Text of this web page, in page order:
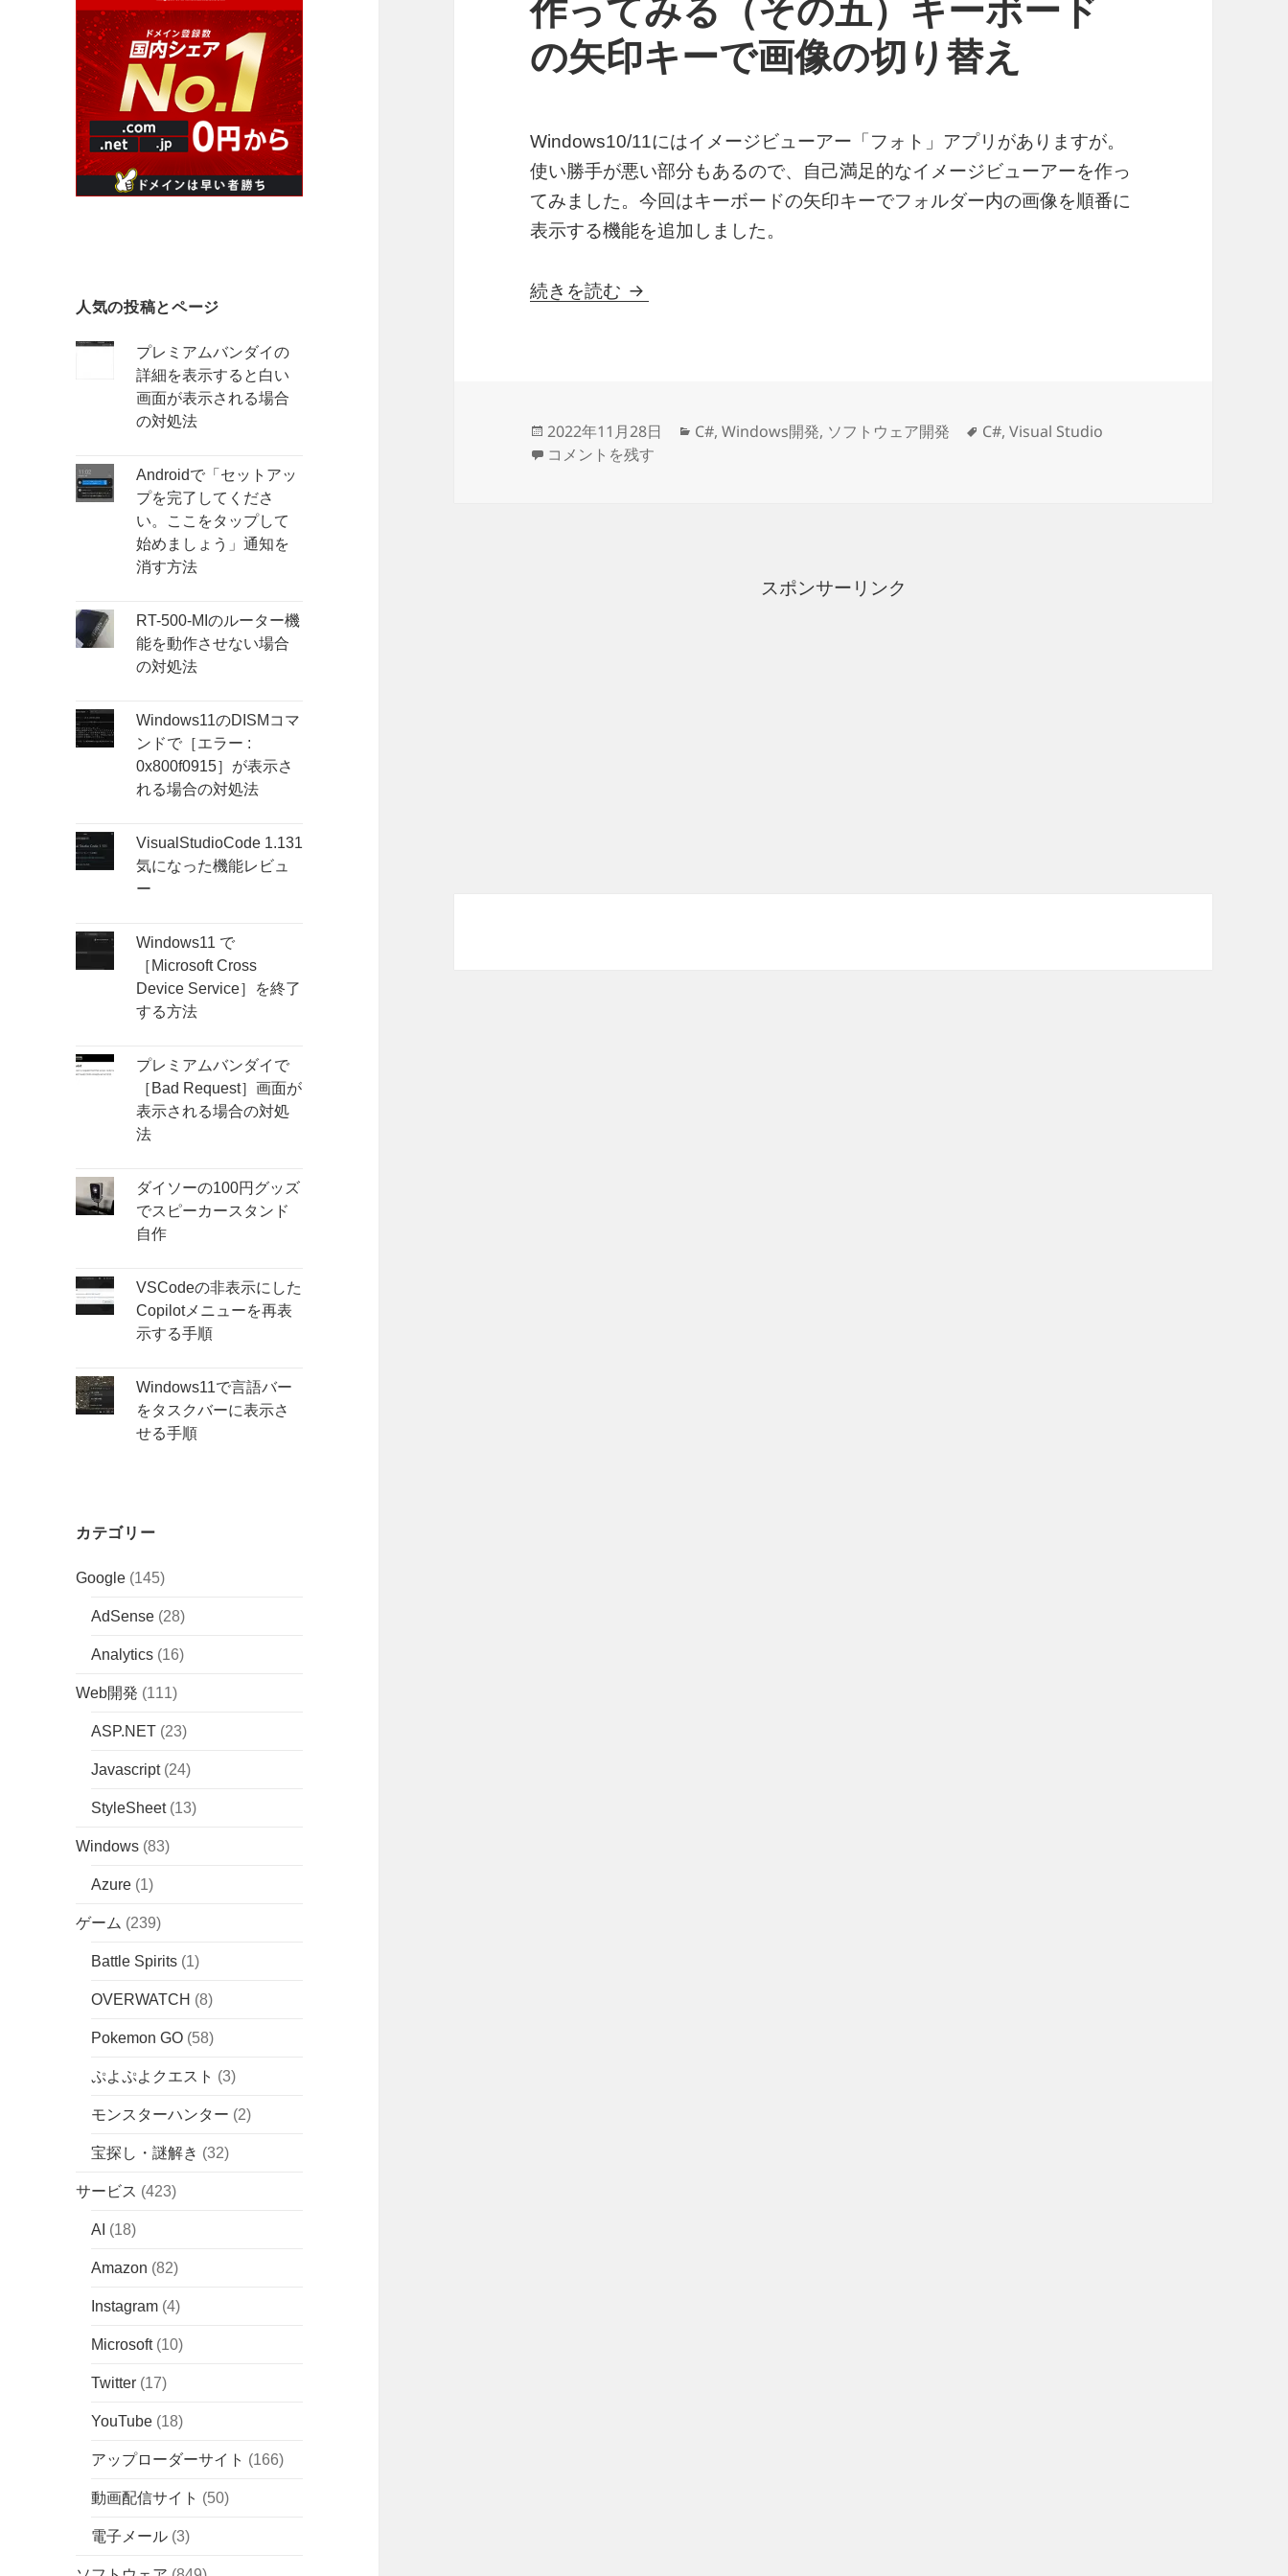
人気の投稿とページ
プレミアムバンダイの
詳細を表示すると白い
画面が表示される場合
の対処法
Androidで「セットアッ
プを完了してくださ
い。ここをタップして
始めましょう」通知を
消す方法
RT-500-MIのルーター機
能を動作させない場合
の対処法
Windows11のDISMコマ
ンドで［エラー :
0x800f0915］が表示さ
れる場合の対処法
VisualStudioCode 1.131
気になった機能レビュ
ー
Windows11 で
［Microsoft Cross
Device Service］を終了
する方法
プレミアムバンダイで
［Bad Request］画面が
表示される場合の対処
法
ダイソーの100円グッズ
でスピーカースタンド
自作
VSCodeの非表示にした
Copilotメニューを再表
示する手順
Windows11で言語バー
をタスクバーに表示さ
せる手順
カテゴリー
Google (145)
AdSense (28)
Analytics (16)
Web開発 (111)
ASP.NET (23)
Javascript(24)
StyleSheet(13)
Windows (83)
Azure (1)
ゲーム (239)
Battle Spirits (1)
OVERWATCH (8)
Pokemon GO (58)
ぷよぷよクエスト (3)
モンスターハンター (2)
宝探し・謎解き (32)
サービス (423)
AI (18)
Amazon (82)
Instagram (4)
Microsoft(10)
Twitter (17)
YouTube (18)
アップローダーサイト (166)
動画配信サイト (50)
電子メール (3)
作ってみる（その五）キーボード
の矢印キーで画像の切り替え
Windows10/11にはイメージビューアー「フォト」アプリがありますが。
使い勝手が悪い部分もあるので、自己満足的なイメージビューアーを作っ
てみました。今回はキーボードの矢印キーでフォルダー内の画像を順番に
表示する機能を追加しました。
続きを読む C#でイメージビューアーアプリを作ってみる（その五）キーボードの矢印キー
投
稿
2022年11月28日
カ
C#,Windows開発, ソフトウェア開発
タ
C#,Visual Studio
C#でイメージビューアーアプリを作ってみる（その五）キーボードの矢印キーで画像の切り替え に
コメントを残す
スポンサーリンク